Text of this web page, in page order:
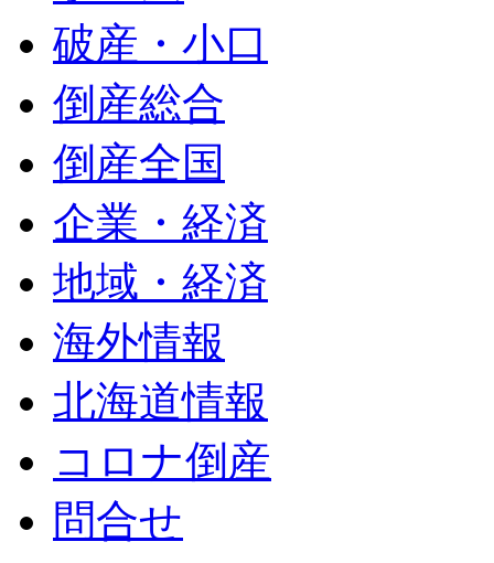
破産・小口
倒産総合
倒産全国
企業・経済
地域・経済
海外情報
北海道情報
コロナ倒産
問合せ